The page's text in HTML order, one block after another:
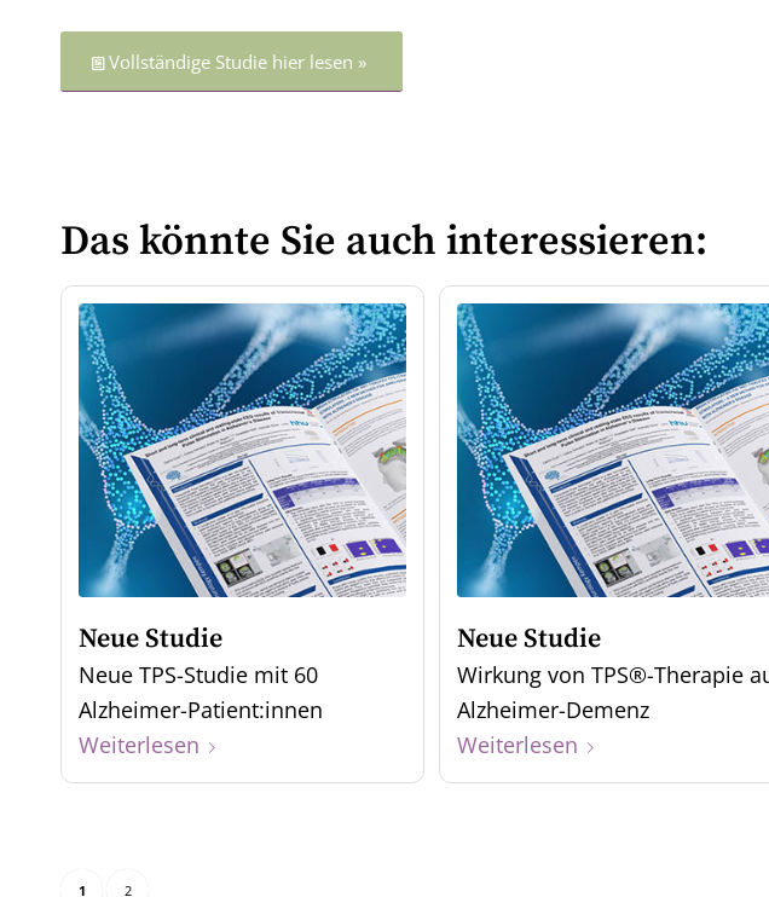
Vollständige Studie hier lesen »
Das könnte Sie auch interessieren:
Neue Studie
Neue TPS-Studie mit 60
Alzheimer-Patient:innen
Weiterlesen
Neue Studie
Wirkung von TPS®-Therapie
Alzheimer-Demenz
Weiterlesen
1 2